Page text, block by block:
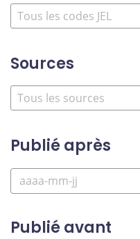
Sources
Publié après
Publié avant